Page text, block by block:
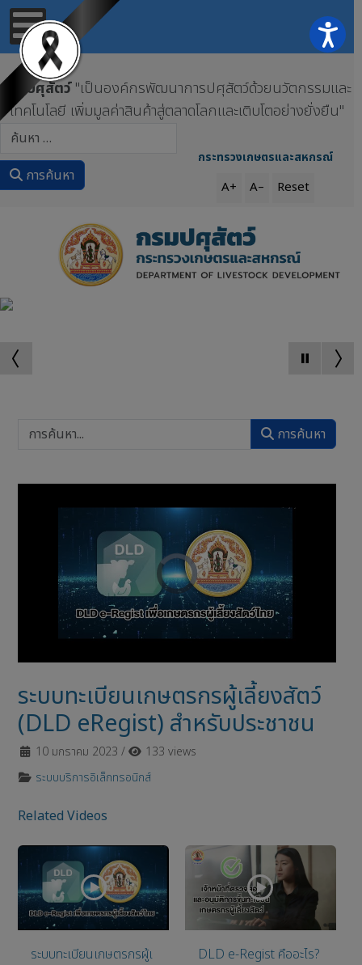
กรมปศุสัตว์"เป็นองค์กรพัฒนาการปศุสัตว์ด้วยนวัตกรรมและ
เทคโนโลยี เพิ่มมูลค่าสินค้าสู่ตลาดโลกและเติบโตอย่างยั่งยืน"
การค้นหา
กระทรวงเกษตรและสหกรณ์
A+ A– Reset
การค้นหา
ระบบทะเบียนเกษตรกรผู้เลี้ยงสัตว์
(DLD eRegist) สำหรับประชาชน
10 มกราคม 2023 /
133 views
ระบบบริการอิเล็กทรอนิกส์
Related Videos
ระบบทะเบียนเกษตรกรผู้เ
DLD e-Regist คืออะไร?